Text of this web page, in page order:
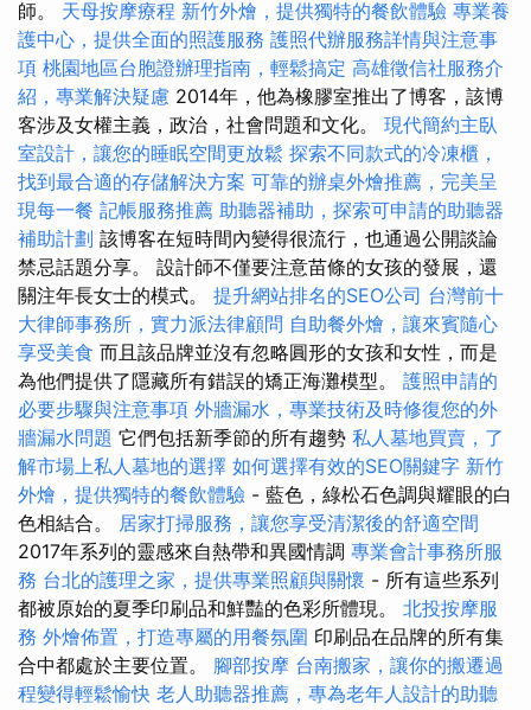
師。 天母按摩療程 新竹外燴，提供獨特的餐飲體驗 專業養
護中心，提供全面的照護服務 護照代辦服務詳情與注意事
項 桃園地區台胞證辦理指南，輕鬆搞定 高雄徵信社服務介
紹，專業解決疑慮 2014年，他為橡膠室推出了博客，該博
客涉及女權主義，政治，社會問題和文化。 現代簡約主臥
室設計，讓您的睡眠空間更放鬆 探索不同款式的冷凍櫃，
找到最合適的存儲解決方案 可靠的辦桌外燴推薦，完美呈
現每一餐 記帳服務推薦 助聽器補助，探索可申請的助聽器
補助計劃 該博客在短時間內變得很流行，也通過公開談論
禁忌話題分享。 設計師不僅要注意苗條的女孩的發展，還
關注年長女士的模式。 提升網站排名的SEO公司 台灣前十
大律師事務所，實力派法律顧問 自助餐外燴，讓來賓隨心
享受美食 而且該品牌並沒有忽略圓形的女孩和女性，而是
為他們提供了隱藏所有錯誤的矯正海灘模型。 護照申請的
必要步驟與注意事項 外牆漏水，專業技術及時修復您的外
牆漏水問題 它們包括新季節的所有趨勢 私人墓地買賣，了
解市場上私人墓地的選擇 如何選擇有效的SEO關鍵字 新竹
外燴，提供獨特的餐飲體驗 - 藍色，綠松石色調與耀眼的白
色相結合。 居家打掃服務，讓您享受清潔後的舒適空間
2017年系列的靈感來自熱帶和異國情調 專業會計事務所服
務 台北的護理之家，提供專業照顧與關懷 - 所有這些系列
都被原始的夏季印刷品和鮮豔的色彩所體現。 北投按摩服
務 外燴佈置，打造專屬的用餐氛圍 印刷品在品牌的所有集
合中都處於主要位置。 腳部按摩 台南搬家，讓你的搬遷過
程變得輕鬆愉快 老人助聽器推薦，專為老年人設計的助聽